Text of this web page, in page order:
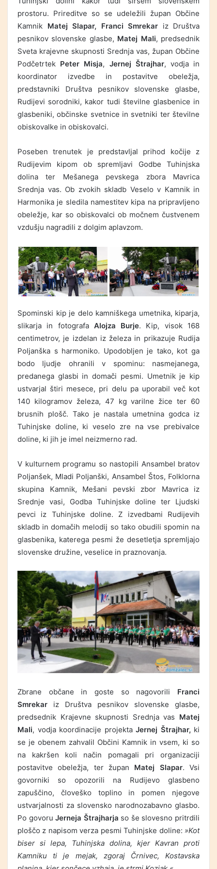
prostoru. Prireditve so se udeležili župan Občine
Kamnik Matej Slapar, Franci Smrekar iz Društva
pesnikov slovenske glasbe, Matej Mali, predsednik
Sveta krajevne skupnosti Srednja vas, župan Občine
Podčetrtek Peter Misja, Jernej Štrajhar, vodja in
koordinator izvedbe in postavitve obeležja,
predstavniki Društva pesnikov slovenske glasbe,
Rudijevi sorodniki, kakor tudi številne glasbenice in
glasbeniki, občinske svetnice in svetniki ter številne
obiskovalke in obiskovalci.
Poseben trenutek je predstavljal prihod kočije z
Rudijevim kipom ob spremljavi Godbe Tuhinjska
dolina ter Mešanega pevskega zbora Mavrica
Srednja vas. Ob zvokih skladb Veselo v Kamnik in
Harmonika je sledila namestitev kipa na pripravljeno
obeležje, kar so obiskovalci ob močnem čustvenem
vzdušju nagradili z dolgim aplavzom.
Spominski kip je delo kamniškega umetnika, kiparja,
slikarja in fotografa Alojza Burje. Kip, visok 168
centimetrov, je izdelan iz železa in prikazuje Rudija
Poljanška s harmoniko. Upodobljen je tako, kot ga
bodo ljudje ohranili v spominu: nasmejanega,
predanega glasbi in domači pesmi. Umetnik je kip
ustvarjal štiri mesece, pri delu pa uporabil več kot
140 kilogramov železa, 47 kg varilne žice ter 60
brusnih plošč. Tako je nastala umetnina godca iz
Tuhinjske doline, ki veselo zre na vse prebivalce
doline, ki jih je imel neizmerno rad.
V kulturnem programu so nastopili Ansambel bratov
Poljanšek, Mladi Poljanški, Ansambel Štos, Folklorna
skupina Kamnik, Mešani pevski zbor Mavrica iz
Srednje vasi, Godba Tuhinjske doline ter Ljudski
pevci iz Tuhinjske doline. Z izvedbami Rudijevih
skladb in domačih melodij so tako obudili spomin na
glasbenika, katerega pesmi že desetletja spremljajo
slovenske družine, veselice in praznovanja.
Zbrane občane in goste so nagovorili Franci
Smrekar iz Društva pesnikov slovenske glasbe,
predsednik Krajevne skupnosti Srednja vas Matej
Mali, vodja koordinacije projekta Jernej Štrajhar, ki
se je obenem zahvalil Občini Kamnik in vsem, ki so
na kakršen koli način pomagali pri organizaciji
postavitve obeležja, ter župan Matej Slapar. Vsi
govorniki so opozorili na Rudijevo glasbeno
zapuščino, človeško toplino in pomen njegove
ustvarjalnosti za slovensko narodnozabavno glasbo.
Po govoruJerneja Štrajharja so še slovesno pritrdili
ploščo z napisom verza pesmi Tuhinjske doline: »Kot
biser si lepa, Tuhinjska dolina, kjer Kavran proti
Kamniku ti je mejak, zgoraj Črnivec, Kostavska